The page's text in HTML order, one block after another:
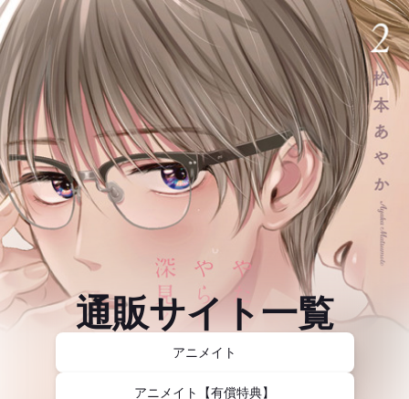
通販サイト一覧
アニメイト
アニメイト【有償特典】